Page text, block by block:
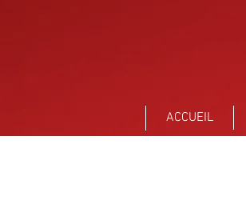
ACCUEIL